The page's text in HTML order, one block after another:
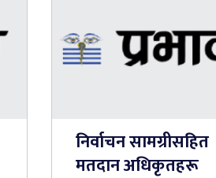
निर्वाचन सामग्रीसहित
मतदान अधिकृतहरू